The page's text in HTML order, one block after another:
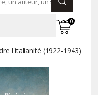
0
l'italianité (1922-1943)